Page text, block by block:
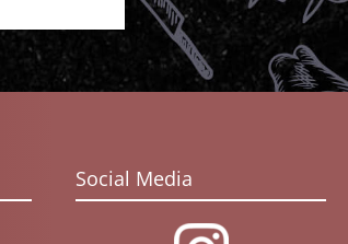
Social Media